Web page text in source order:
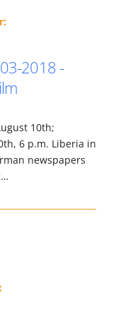
2018 -
10th;
6 p.m. Liberia in
newspapers